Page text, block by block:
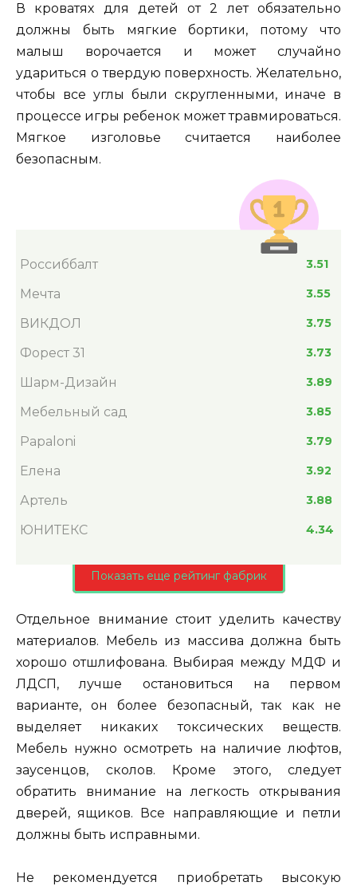
В кроватях для детей от 2 лет обязательно
должны быть мягкие бортики, потому что
малыш ворочается и может случайно
удариться о твердую поверхность. Желательно,
чтобы все углы были скругленными, иначе в
процессе игры ребенок может травмироваться.
Мягкое изголовье считается наиболее
безопасным.
Россиббалт 3.51
Мечта 3.55
ВИКДОЛ 3.75
Форест 31 3.73
Шарм-Дизайн 3.89
Мебельный сад 3.85
Papaloni 3.79
Елена 3.92
Артель 3.88
ЮНИТЕКС 4.34
Показать еще рейтинг фабрик
Отдельное внимание стоит уделить качеству
материалов. Мебель из массива должна быть
хорошо отшлифована. Выбирая между МДФ и
ЛДСП, лучше остановиться на первом
варианте, он более безопасный, так как не
выделяет никаких токсических веществ.
Мебель нужно осмотреть на наличие люфтов,
заусенцов, сколов. Кроме этого, следует
обратить внимание на легкость открывания
дверей, ящиков. Все направляющие и петли
должны быть исправными.
Не рекомендуется приобретать высокую